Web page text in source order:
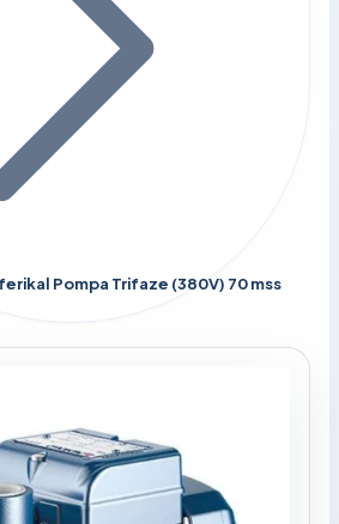
Pompa Trifaze (380V) 70 mss